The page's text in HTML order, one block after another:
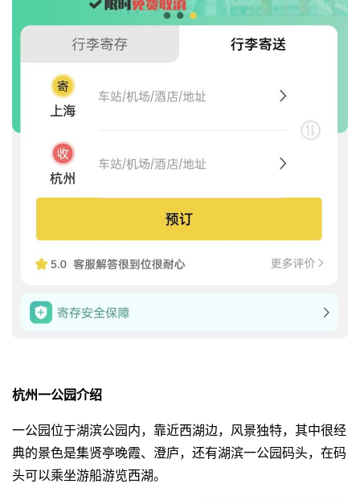
杭州一公园介绍
一公园位于湖滨公园内，靠近西湖边，风景独特，其中很经
典的景色是集贤亭晚霞、澄庐，还有湖滨一公园码头，在码
头可以乘坐游船游览西湖。